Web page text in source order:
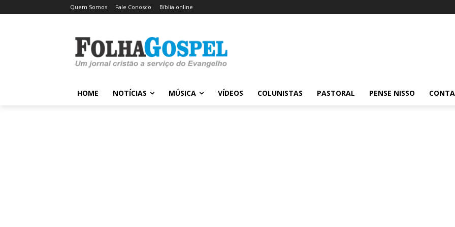
Quem Somos Fale Conosco Bíblia online
HOME NOTÍCIAS MÚSICA VÍDEOS COLUNISTAS PASTORAL PENSE NISSO